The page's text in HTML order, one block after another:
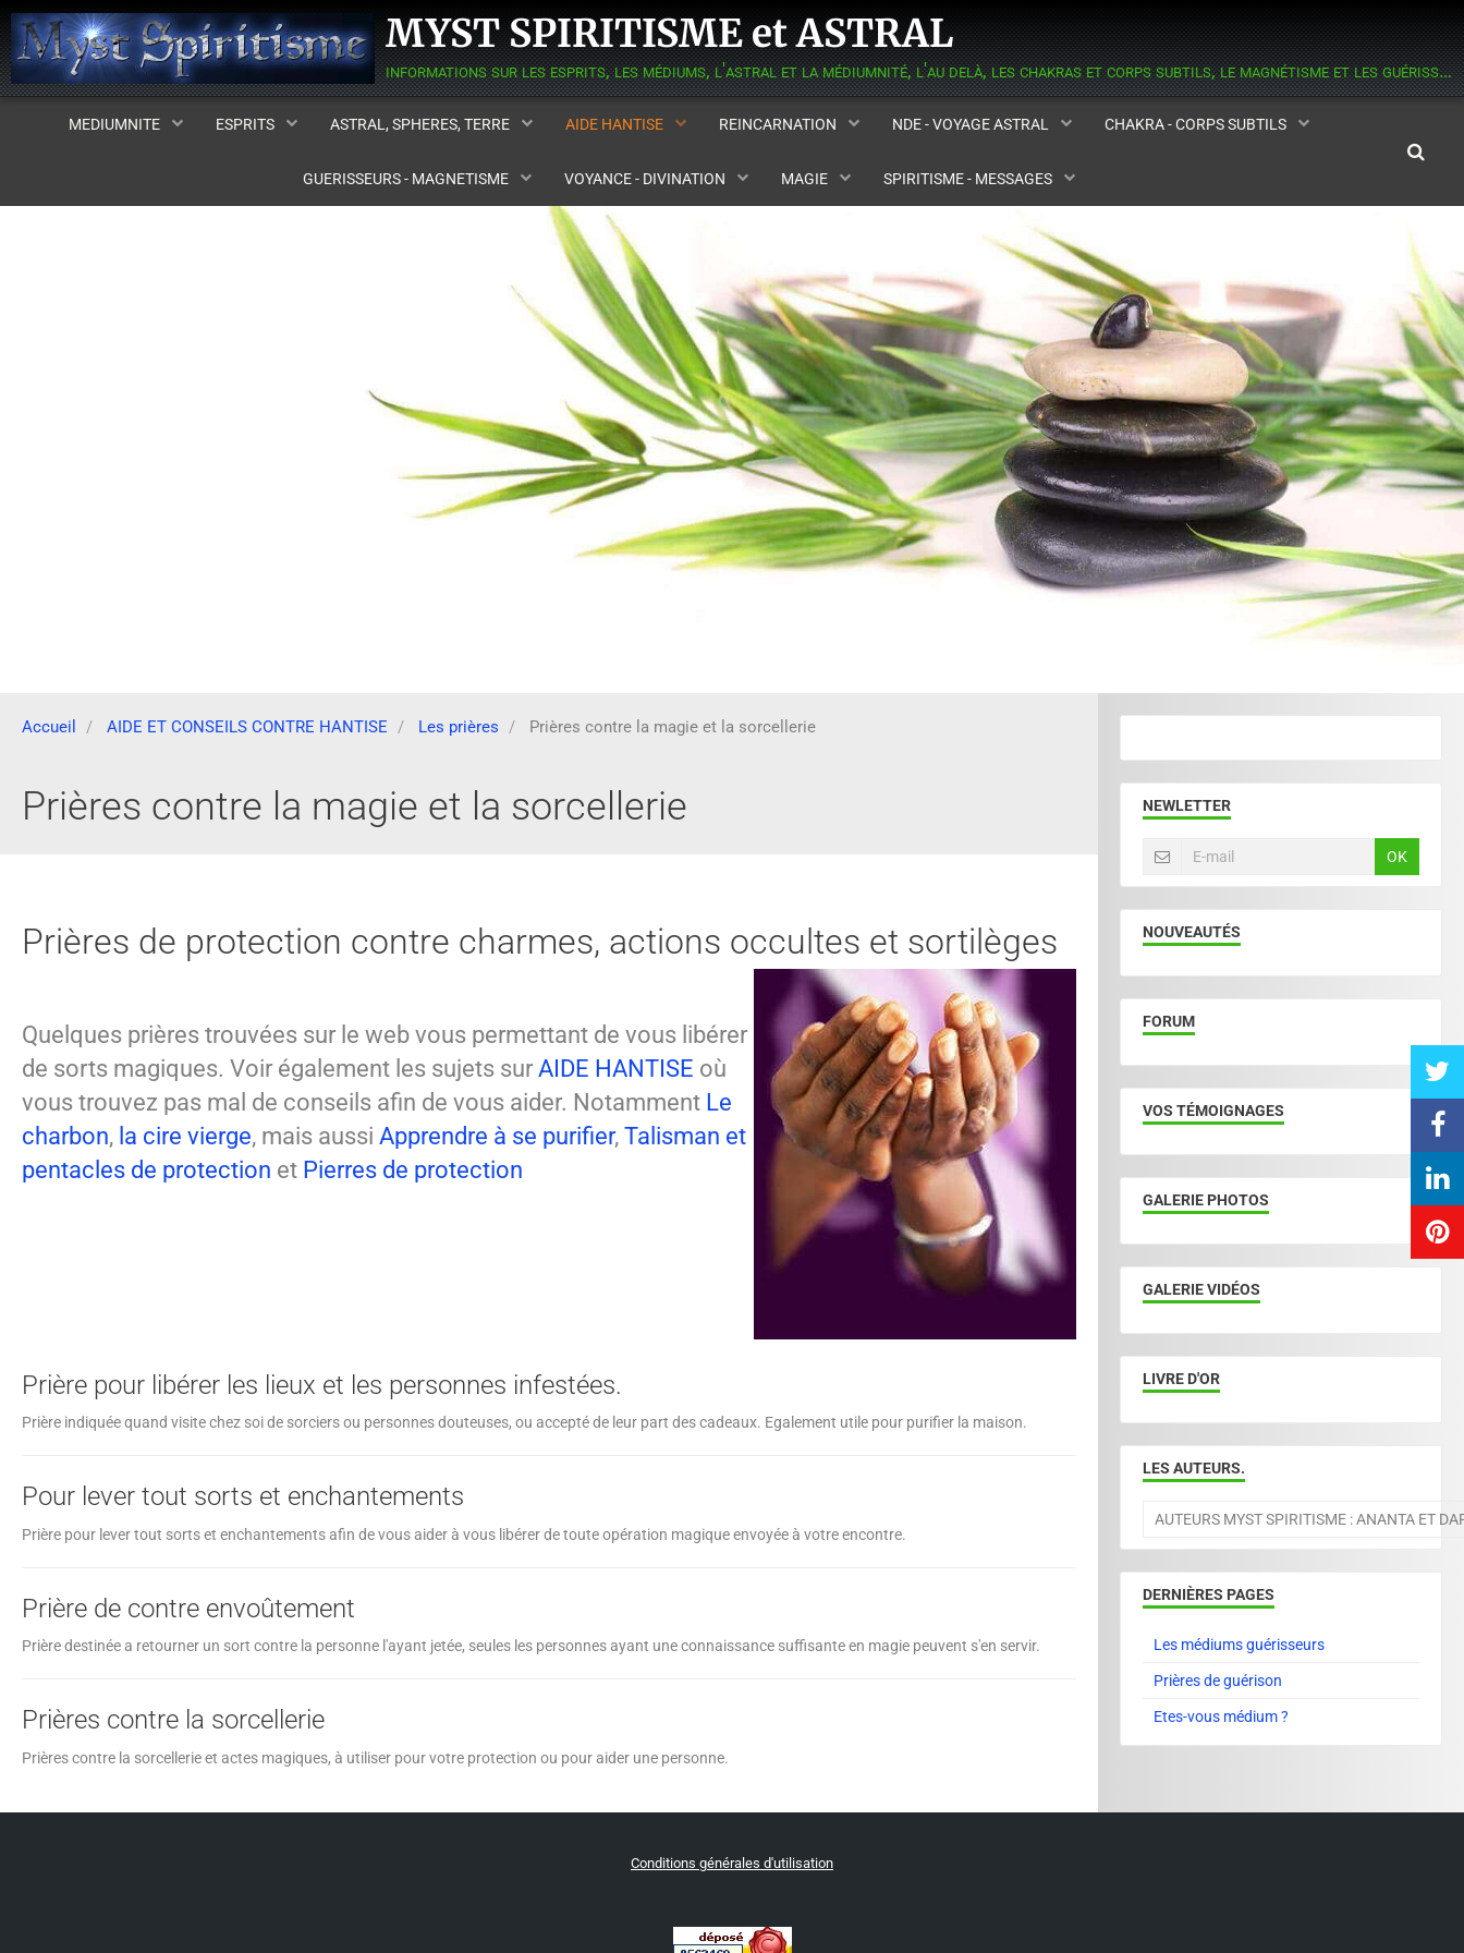
MYST SPIRITISME et ASTRAL
informations sur les esprits, les médiums, l'astral et la médiumnité, l'au delà, les chakras et corps subtils, le magnétisme et les guérisseurs, la réincarnation, l'aide contre les hantises.
MEDIUMNITE ESPRITS ASTRAL, SPHERES, TERRE AIDE HANTISE REINCARNATION NDE - VOYAGE ASTRAL CHAKRA - CORPS SUBTILS
GUERISSEURS - MAGNETISME VOYANCE - DIVINATION MAGIE SPIRITISME - MESSAGES
Accueil AIDE ET CONSEILS CONTRE HANTISE Les prières Prières contre la magie et la sorcellerie
Prières contre la magie et la sorcellerie
Prières de protection contre charmes, actions occultes et sortilèges
Quelques prières trouvées sur le web vous permettant de vous libérer
de sorts magiques. Voir également les sujets sur AIDE HANTISE où
vous trouvez pas mal de conseils afin de vous aider. Notamment Le
charbon, la cire vierge, mais aussi Apprendre à se purifier, Talisman et
pentacles de protection et Pierres de protection
Prière pour libérer les lieux et les personnes infestées.
Prière indiquée quand visite chez soi de sorciers ou personnes douteuses, ou accepté de leur part des cadeaux. Egalement utile pour purifier la maison.
Pour lever tout sorts et enchantements
Prière pour lever tout sorts et enchantements afin de vous aider à vous libérer de toute opération magique envoyée à votre encontre.
Prière de contre envoûtement
Prière destinée a retourner un sort contre la personne l'ayant jetée, seules les personnes ayant une connaissance suffisante en magie peuvent s'en servir.
Prières contre la sorcellerie
Prières contre la sorcellerie et actes magiques, à utiliser pour votre protection ou pour aider une personne.
NEWLETTER
OK
NOUVEAUTÉS
FORUM
VOS TÉMOIGNAGES
GALERIE PHOTOS
GALERIE VIDÉOS
LIVRE D'OR
LES AUTEURS.
AUTEURS MYST SPIRITISME : ANANTA ET
DERNIÈRES PAGES
Les médiums guérisseurs
Prières de guérison
Etes-vous médium ?
Conditions générales d'utilisation